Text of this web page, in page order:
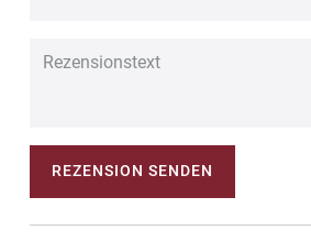
REZENSION SENDEN